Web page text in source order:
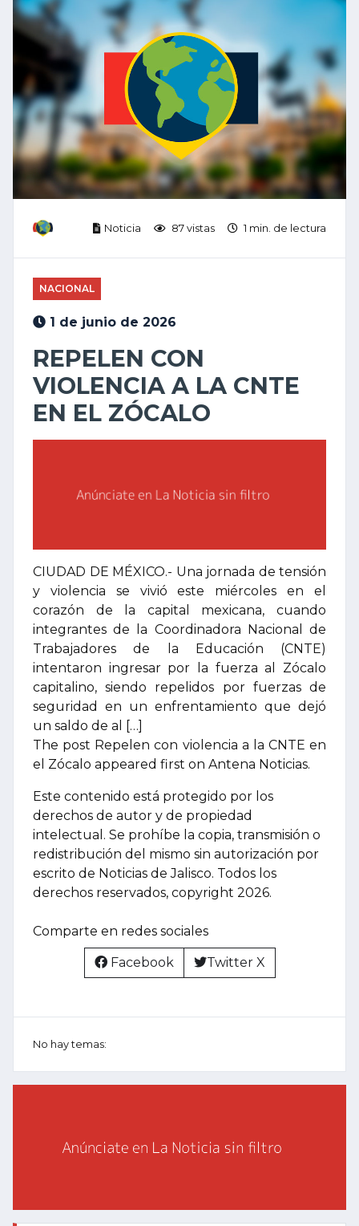
Noticia 87 vistas 1 min. de lectura
NACIONAL
1 de junio de 2026
REPELEN CON
VIOLENCIA A LA CNTE
EN EL ZÓCALO
CIUDAD DE MÉXICO.- Una jornada de tensión
y violencia se vivió este miércoles en el
corazón de la capital mexicana, cuando
integrantes de la Coordinadora Nacional de
Trabajadores de la Educación (CNTE)
intentaron ingresar por la fuerza al Zócalo
capitalino, siendo repelidos por fuerzas de
seguridad en un enfrentamiento que dejó
un saldo de al […]
The post Repelen con violencia a la CNTE en
el Zócalo appeared first on Antena Noticias.
Este contenido está protegido por los
derechos de autor y de propiedad
intelectual. Se prohíbe la copia, transmisión o
redistribución del mismo sin autorización por
escrito de Noticias de Jalisco. Todos los
derechos reservados, copyright 2026.
Comparte en redes sociales
Facebook Twitter X
No hay temas: